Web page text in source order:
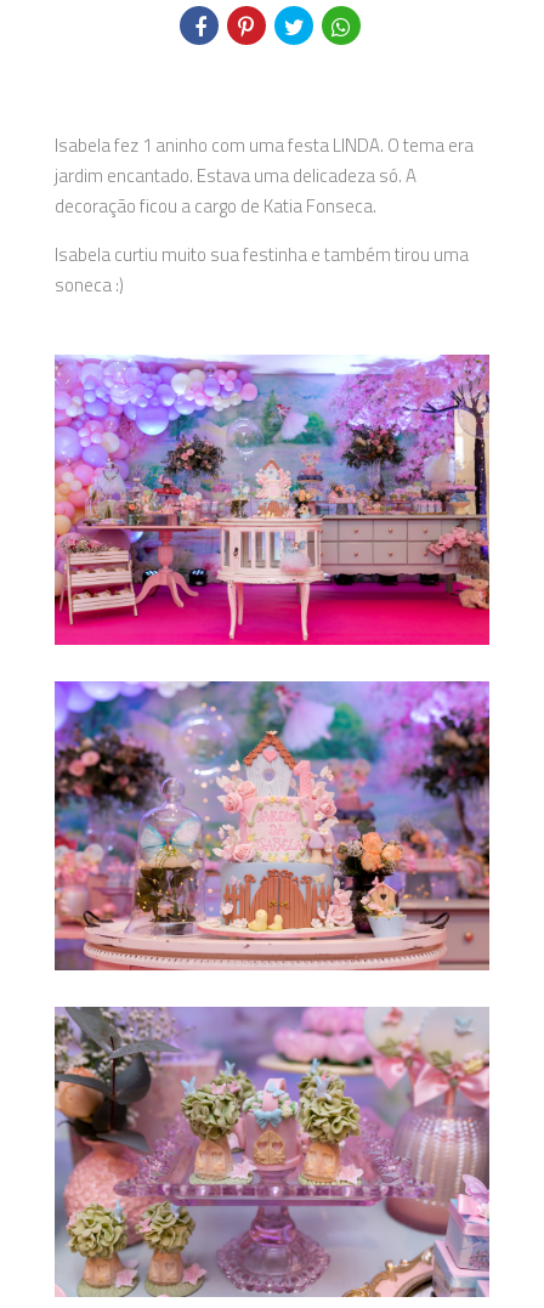
Isabela fez 1 aninho com uma festa LINDA. O tema era
jardim encantado. Estava uma delicadeza só. A
decoração ficou a cargo de Katia Fonseca.
Isabela curtiu muito sua festinha e também tirou uma
soneca :)